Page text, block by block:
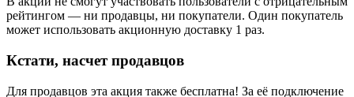
рейтингом — ни продавцы, ни покупатели. Один покупатель
может использовать акционную доставку 1 раз.
Кстати, насчет продавцов
Для продавцов эта акция также бесплатна! За её подключение